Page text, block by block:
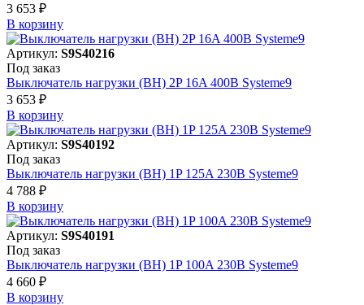
3 653 ₽
В корзинy
Артикул: S9S40216
Под заказ
Выключатель нагрузки (ВН) 2P 16A 400В Systeme9
3 653 ₽
В корзинy
Артикул: S9S40192
Под заказ
Выключатель нагрузки (ВН) 1P 125A 230В Systeme9
4 788 ₽
В корзинy
Артикул: S9S40191
Под заказ
Выключатель нагрузки (ВН) 1P 100A 230В Systeme9
4 660 ₽
В корзинy